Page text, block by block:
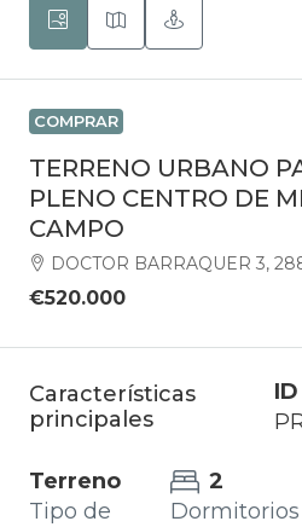
COMPRAR
TERRENO URBANO
PLENO CENTRO DE
CAMPO
DOCTOR BARRAQUER 3,
€520.000
Características
principales
Terreno
Tipo de
2
Dormitorios